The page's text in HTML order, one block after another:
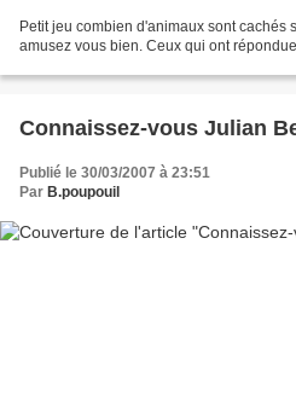
Petit jeu combien d'animaux sont cachés
amusez vous bien. Ceux qui ont
Connaissez-vous Julian
Publié le 30/03/2007 à 23:51
Par B.poupouil